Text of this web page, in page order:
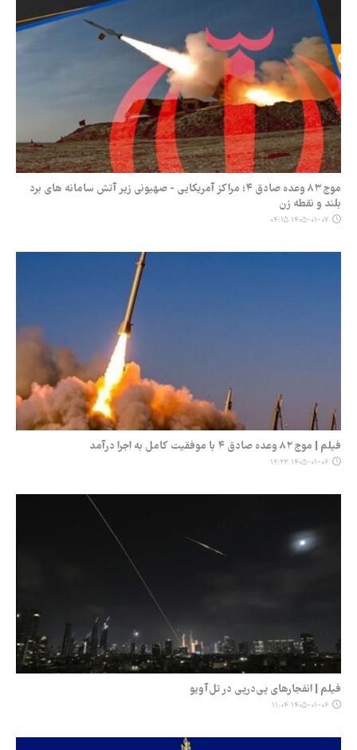
موج ۸۳ وعده صادق ۴؛ مراکز آمریکایی - صهیونی زیر آتش سامانه های برد
بلند و نقطه زن
۱۴۰۵-۰۱-۰۷ ۰۴:۱۵
فیلم | موج ۸۲ وعده صادق ۴ با موفقیت کامل به اجرا درآمد
۱۴۰۵-۰۱-۰۶ ۱۲:۲۳
فیلم | انفجارهای پی‌درپی در تل‌آویو
۱۴۰۵-۰۱-۰۶ ۱۱:۰۴